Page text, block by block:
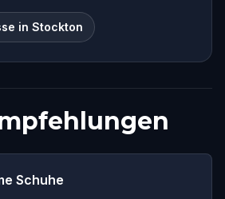
in Stockton
Schuhe